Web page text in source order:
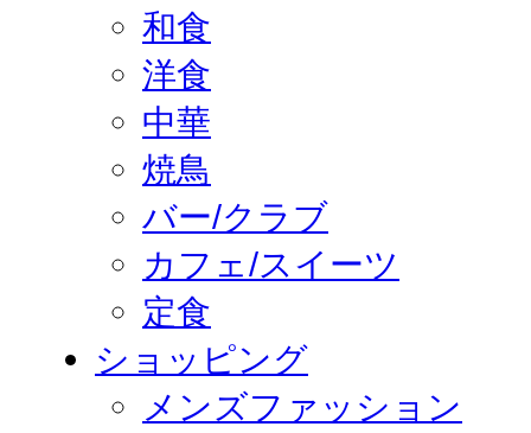
和食
洋食
中華
焼鳥
バー/クラブ
カフェ/スイーツ
定食
ショッピング
メンズファッション